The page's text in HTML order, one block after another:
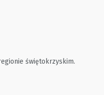
świętokrzyskim.